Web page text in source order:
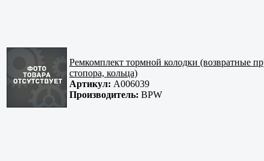
Ремкомплект тормной колодки (возвратные
стопора, кольца)
Артикул: A006039
Производитель: BPW